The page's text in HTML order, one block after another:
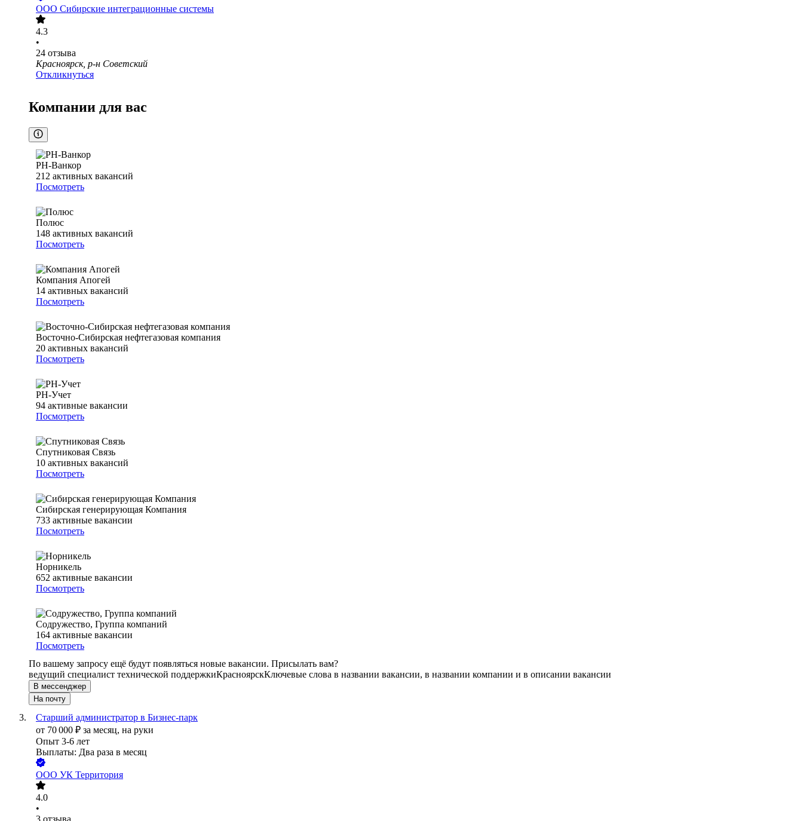
ООО Сибирские интеграционные системы
4.3
•
24 отзыва
Красноярск, р-н Советский
Откликнуться
Компании для вас
РН-Ванкор
212 активных вакансий
Посмотреть
Полюс
148 активных вакансий
Посмотреть
Компания Апогей
14 активных вакансий
Посмотреть
Восточно-Сибирская нефтегазовая компания
20 активных вакансий
Посмотреть
РН-Учет
94 активные вакансии
Посмотреть
Спутниковая Связь
10 активных вакансий
Посмотреть
Сибирская генерирующая Компания
733 активные вакансии
Посмотреть
Норникель
652 активные вакансии
Посмотреть
Содружество, Группа компаний
164 активные вакансии
Посмотреть
По вашему запросу ещё будут появляться новые вакансии. Присылать вам?
ведущий специалист технической поддержкиКрасноярскКлючевые слова в названии вакансии, в названии компании и в описании вакансии
В мессенджер
На почту
Старший администратор в Бизнес-парк
от 70 000 ₽ за месяц, на руки
Опыт 3-6 лет
Выплаты: Два раза в месяц
ООО УК Территория
4.0
•